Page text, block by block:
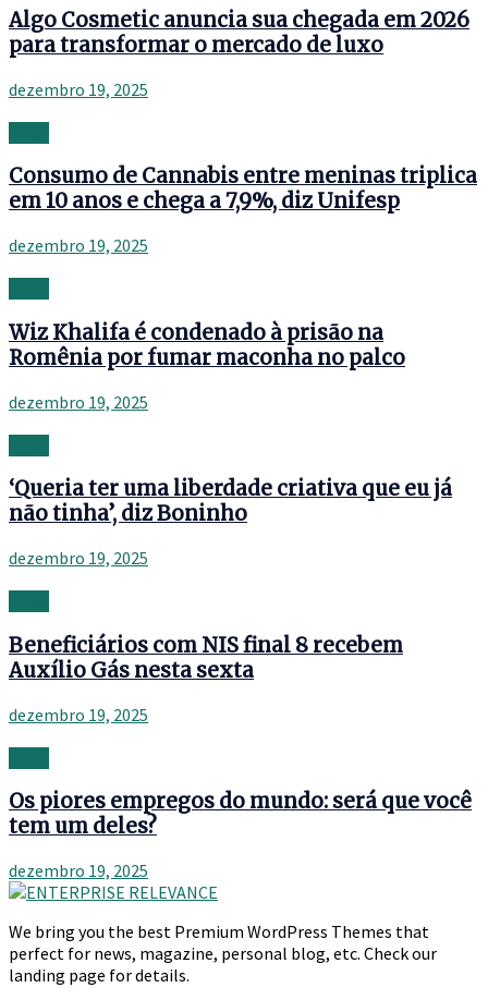
Algo Cosmetic anuncia sua chegada em 2026
para transformar o mercado de luxo
dezembro 19, 2025
Consumo de Cannabis entre meninas triplica
em 10 anos e chega a 7,9%, diz Unifesp
dezembro 19, 2025
Wiz Khalifa é condenado à prisão na
Romênia por fumar maconha no palco
dezembro 19, 2025
‘Queria ter uma liberdade criativa que eu já
não tinha’, diz Boninho
dezembro 19, 2025
Beneficiários com NIS final 8 recebem
Auxílio Gás nesta sexta
dezembro 19, 2025
Os piores empregos do mundo: será que você
tem um deles?
dezembro 19, 2025
We bring you the best Premium WordPress Themes that
perfect for news, magazine, personal blog, etc. Check our
landing page for details.